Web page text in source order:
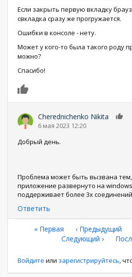
Если закрыть первую вкладку
свкладка сразу же прогружается.
Ошибки в консоле - нету.
Может у кого-то была такого роду
можно?
Спасибо!
Cherednichenko Nikita
6 мая 2023 12:20
Добрый день.
Проблема может быть вызвана
приложение развернуто на
поддерживает более 3х
Ответить
Нумерация
страниц
Первая
страница
« Первая ←
‹ Предыдущий
Следующая
Следующий ›
Войдите или зарегистрируйтесь,